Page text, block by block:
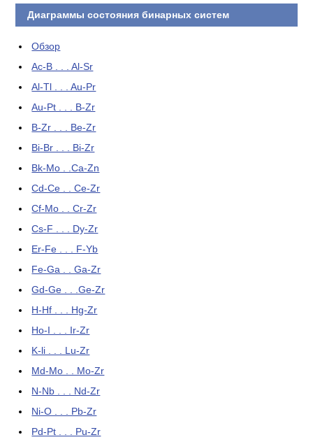
Диаграммы состояния бинарных систем
Обзор
Ac-B . . . Al-Sr
Al-Tl . . . Au-Pr
Au-Pt . . . B-Zr
B-Zr . . . Be-Zr
Bi-Br . . . Bi-Zr
Bk-Mo . .Ca-Zn
Cd-Ce . . Ce-Zr
Cf-Mo . . Cr-Zr
Cs-F . . . Dy-Zr
Er-Fe . . . F-Yb
Fe-Ga . . Ga-Zr
Gd-Ge . . .Ge-Zr
H-Hf . . . Hg-Zr
Ho-I . . . Ir-Zr
K-li . . . Lu-Zr
Md-Mo . . Mo-Zr
N-Nb . . . Nd-Zr
Ni-O . . . Pb-Zr
Pd-Pt . . . Pu-Zr